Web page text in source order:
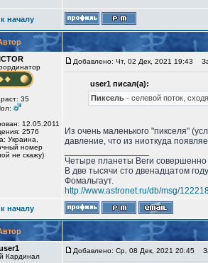
началу
35
12.05.2011
2576
Украина,
номер
не скажу)
Добавлено: Чт, 02 Дек, 2021 19:43
user1 писал(а):
Пиксель - селевой поток,
Из очень маленького "пикселя"
давление, что из ниоткуда
Четыре планеты Веги
В две тысячи сто двенадцатом
Фомальгаут.
http://www.astronet.ru/db/msg/
началу
Кардинал
Добавлено: Ср, 08 Дек, 2021 20:45